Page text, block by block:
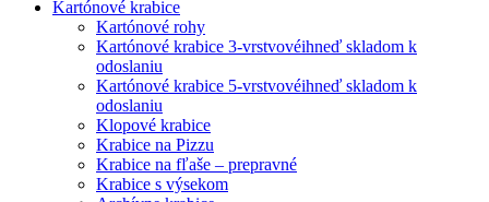
Kartónové krabice
Kartónové rohy
Kartónové krabice 3-vrstvovéihneď skladom k
odoslaniu
Kartónové krabice 5-vrstvovéihneď skladom k
odoslaniu
Klopové krabice
Krabice na Pizzu
Krabice na fľaše – prepravné
Krabice s výsekom